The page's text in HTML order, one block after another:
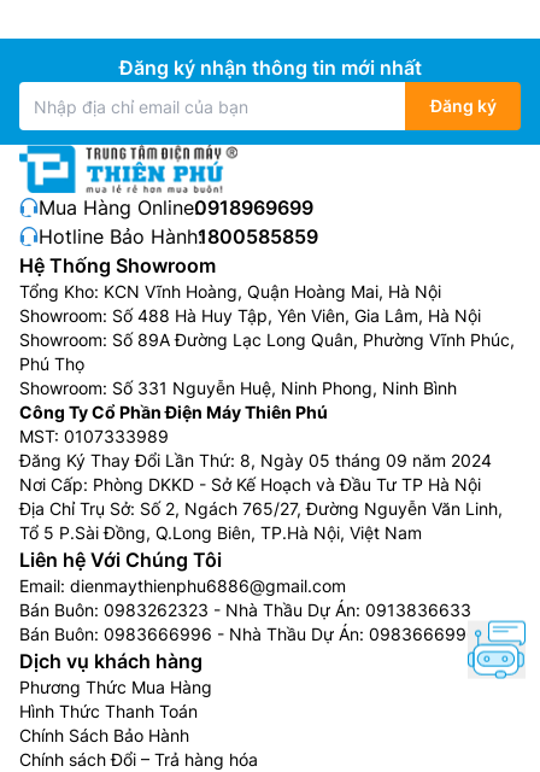
Đăng ký nhận thông tin mới nhất
Đăng ký
Mua Hàng Online:0918969699
Hotline Bảo Hành:1800585859
Hệ Thống Showroom
Tổng Kho: KCN Vĩnh Hoàng, Quận Hoàng Mai, Hà Nội
Showroom: Số 488 Hà Huy Tập, Yên Viên, Gia Lâm, Hà Nội
Showroom: Số 89A Đường Lạc Long Quân, Phường Vĩnh Phúc,
Phú Thọ
Showroom: Số 331 Nguyễn Huệ, Ninh Phong, Ninh Bình
Công Ty Cổ Phần Điện Máy Thiên Phú
MST: 0107333989
Đăng Ký Thay Đổi Lần Thứ: 8, Ngày 05 tháng 09 năm 2024
Nơi Cấp: Phòng DKKD - Sở Kế Hoạch và Đầu Tư TP Hà Nội
Địa Chỉ Trụ Sở: Số 2, Ngách 765/27, Đường Nguyễn Văn Linh,
Tổ 5 P.Sài Đồng, Q.Long Biên, TP.Hà Nội, Việt Nam
Liên hệ Với Chúng Tôi
Email: dienmaythienphu6886@gmail.com
Bán Buôn: 0983262323 - Nhà Thầu Dự Án: 0913836633
Bán Buôn: 0983666996 - Nhà Thầu Dự Án: 0983666996
Dịch vụ khách hàng
Phương Thức Mua Hàng
Hình Thức Thanh Toán
Chính Sách Bảo Hành
Chính sách Đổi – Trả hàng hóa